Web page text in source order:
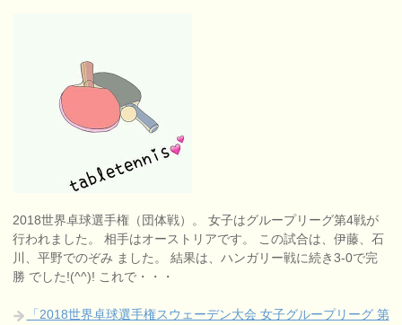
2018世界卓球選手権（団体戦）。 女子はグループリーグ第4戦が
行われました。 相手はオーストリアです。 この試合は、伊藤、石
川、平野でのぞみ ました。 結果は、ハンガリー戦に続き3-0で完
勝 でした!(^^)! これで・・・
「2018世界卓球選手権スウェーデン大会 女子グループリーグ 第